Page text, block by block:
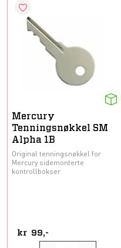
Mercury
Tenningsnøkkel SM
Alpha 1B
Original tenningsnøkkel for
Mercury sidemonterte
kontrollbokser.
kr 99,-